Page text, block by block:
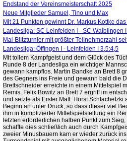
Endstand der Vereinsmeisterschaft 2025
Neue Mitglieder Samuel, Tino und Max
Mit 21 Punkten gewinnt Dr. Markus Kottke
Landesliga: SC Leinfelden I - SC Waiblingen
Mai-Blitzturnier mit größter Teilnehmerzahl
Landesliga: Öffingen I - Leinfelden I 3,5:4,5
Mit tollem Kampfgeist und dem Glück des
Runde 8 der Landesliga ein wichtiger
gewann kampflos. Martin Bandke an Brett 8
des Gegners ins Freie und gewann bald die
Brettschneider erreichte in einem Mittelspiel
Remis. Felix Bowitz an Brett 7 ergriff im
und setzte als Erster Matt. Horst
Beginn an unter Druck, so dass dieser viel
ihm in komplizierter Mittelspielstellung ein
letzten erforderlichen halben Punkt zum
schaffte dies schließlich auch durch
zweier Minusbauern kam er wieder zurück